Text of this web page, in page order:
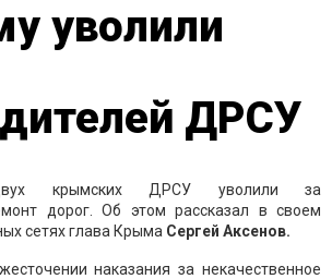
уволили
ДРСУ
двух крымских ДРСУ уволили за
дорог. Об этом рассказал в своем
сетях глава Крыма Сергей Аксенов.
наказания за некачественное